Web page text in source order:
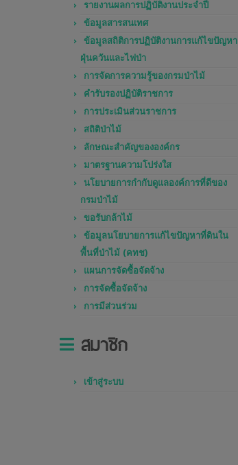
รายงานผลการปฏิบัติงานประจำปี
ข้อมูลสารสนเทศ
ข้อมูลสถิติการปฏิบัติงานการแก้ไขปัญหา
ฝุ่นควันและไฟป่า
การจัดการความรู้ของกรมป่าไม้
คำรับรองปฏิบัติราชการ
การประเมินส่วนราชการ
สถิติป่าไม้
ลักษณะสำคัญขององค์กร
มาตรฐานความโปร่งใส
นโยบายการกำกับดูแลองค์การที่ดีของ
กรมป่าไม้
ขอรับกล้าไม้
ข้อมูลนโยบายการแก้ไขปัญหาที่ดินใน
พื้นที่ป่าไม้ (คทช)
แผนการจัดซื้อจัดจ้าง
การจัดซื้อจัดจ้าง
การมีส่วนร่วม
สมาชิก
เข้าสู่ระบบ